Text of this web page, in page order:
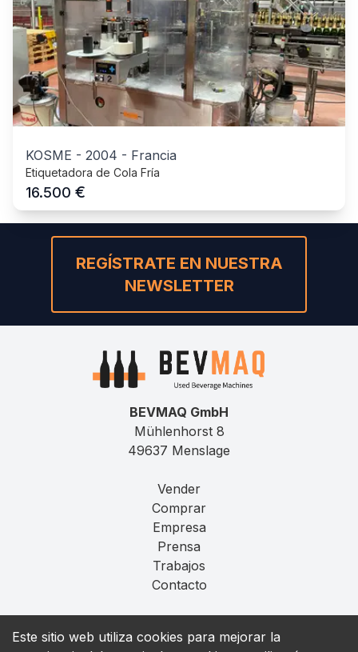
KOSME - 2004 - Francia
Etiquetadora de Cola Fría
16.500 €
Este sitio web utiliza cookies para mejorar la
REGÍSTRATE EN NUESTRA
NEWSLETTER
BEVMAQ GmbH
Mühlenhorst 8
49637 Menslage
Vender
Comprar
Empresa
Prensa
Trabajos
Contacto
Privacidad